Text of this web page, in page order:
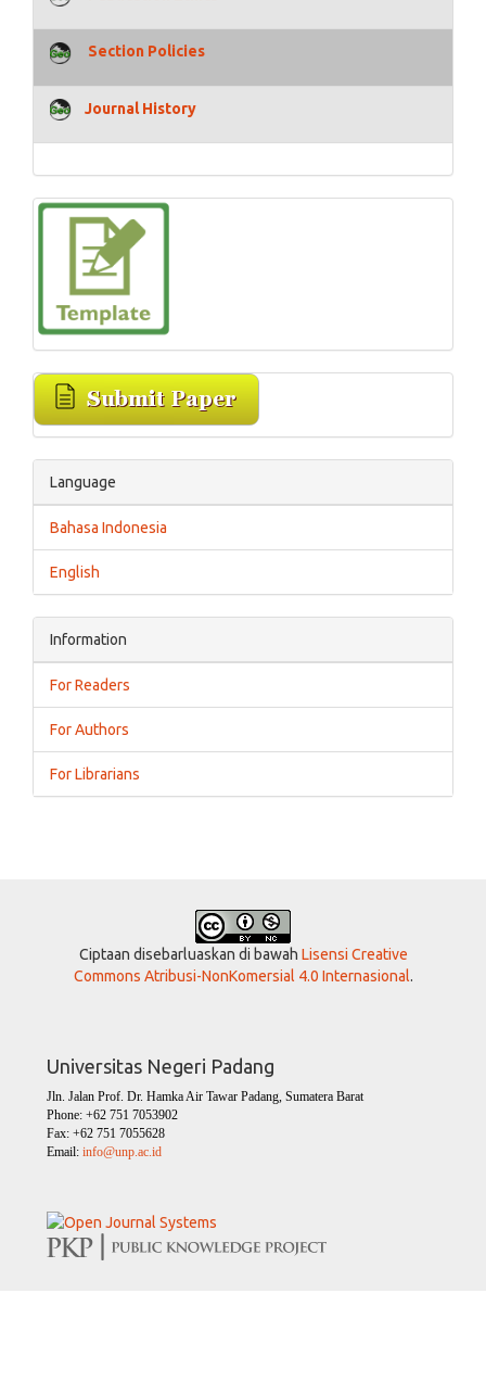
Section Policies
Journal History
Language
Bahasa Indonesia
English
Information
For Readers
For Authors
For Librarians
Ciptaan disebarluaskan di bawah Lisensi Creative
Commons Atribusi-NonKomersial 4.0 Internasional.
Universitas Negeri Padang
Jln. Jalan Prof. Dr. Hamka Air Tawar Padang, Sumatera Barat
Phone: +62 751 7053902
Fax: +62 751 7055628
Email: info@unp.ac.id